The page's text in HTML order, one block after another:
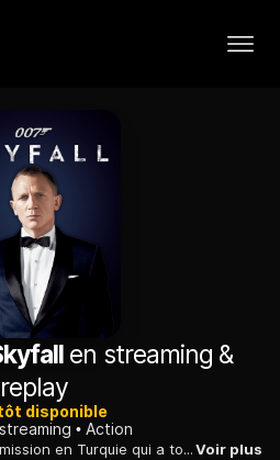
en streaming &
replay
disponible
Action
Laissé pour mort après une mission en Turquie qui a tourné au désastre, l'agent britannique James Bond réapparaît à Londres lorsqu'il apprend qu'un attentat a été commis contre le M16. Cet événement ébranle considérablement l'autorité de la directrice M.Voir plus